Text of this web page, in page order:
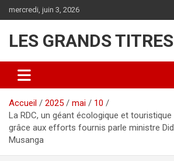
au
mercredi, juin 3, 2026
LES GRANDS TITRES
Accueil 2025 mai
10
La RDC, un géant écologique et
grâce aux efforts fournis parle ministre
Musanga